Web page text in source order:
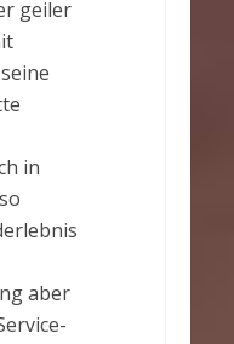
geiler
in
aber